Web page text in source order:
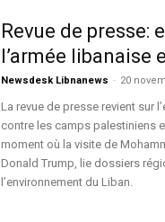
Revue de presse:
l’armée libanaise
Newsdesk Libnanews - 20
La revue de presse revient sur
contre les camps palestiniens
moment où la visite de
Donald Trump, lie dossiers
l’environnement du Liban.